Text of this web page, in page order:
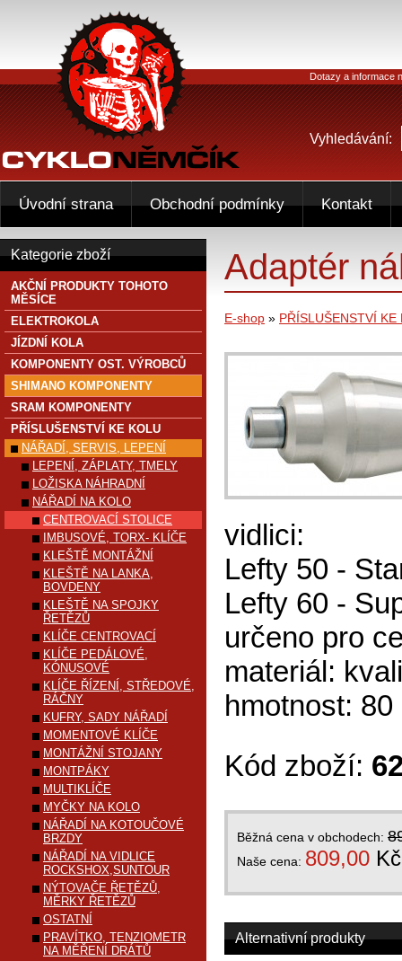
Adaptér
E-shop » PŘÍSLUŠENSTVÍ KE
vidlici:
Lefty 50 -
Lefty 60 -
určeno pro
materiál:
hmotnost: 80
Kód zboží:
Běžná cena v obchodech:
Naše cena: 809,00 Kč
Alternativní produkty
Kategorie zboží
AKČNÍ PRODUKTY TOHOTO
MĚSÍCE
ELEKTROKOLA
JÍZDNÍ KOLA
KOMPONENTY OST. VÝROBCŮ
SHIMANO KOMPONENTY
SRAM KOMPONENTY
PŘÍSLUŠENSTVÍ KE KOLU
NÁŘADÍ, SERVIS, LEPENÍ
LEPENÍ, ZÁPLATY, TMELY
LOŽISKA NÁHRADNÍ
NÁŘADÍ NA KOLO
CENTROVACÍ STOLICE
IMBUSOVÉ, TORX- KLÍČE
KLEŠTĚ MONTÁŽNÍ
KLEŠTĚ NA LANKA,
BOVDENY
KLEŠTĚ NA SPOJKY
ŘETĚZŮ
KLÍČE CENTROVACÍ
KLÍČE PEDÁLOVÉ,
KÓNUSOVÉ
KLÍČE ŘÍZENÍ, STŘEDOVÉ,
RÁČNY
KUFRY, SADY NÁŘADÍ
MOMENTOVÉ KLÍČE
MONTÁŽNÍ STOJANY
MONTPÁKY
MULTIKLÍČE
MYČKY NA KOLO
NÁŘADÍ NA KOTOUČOVÉ
BRZDY
NÁŘADÍ NA VIDLICE
ROCKSHOX,SUNTOUR
NÝTOVAČE ŘETĚZŮ,
MĚRKY ŘETĚZŮ
OSTATNÍ
PRAVÍTKO, TENZIOMETR
NA MĚŘENÍ DRÁTŮ
Dotazy a informace
Vyhledávání:
Úvodní strana Obchodní podmínky Kontakt